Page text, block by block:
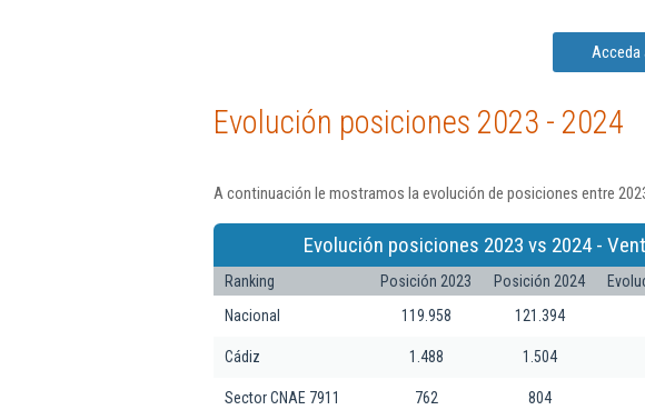
Acceda
Evolución posiciones 2023 - 2024
A continuación le mostramos la evolución de posiciones entre
Evolución posiciones 2023 vs 2024 -
Ranking Posición 2023 Posición 2024
Nacional
119.958 121.394
Cádiz 1.488 1.504
Sector CNAE 7911 762 804